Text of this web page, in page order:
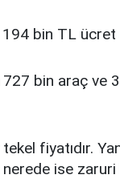
bin TL ücret
727 bin araç ve
fiyatıdır.
ise zaruri